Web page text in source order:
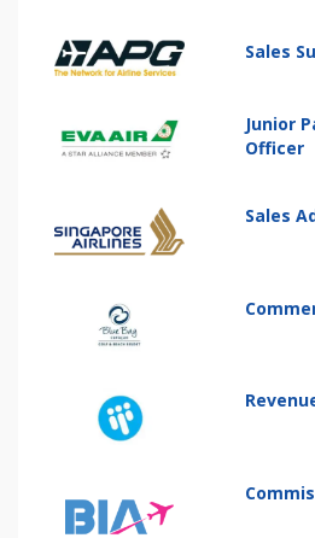
Sales
Junior
Officer
Sales